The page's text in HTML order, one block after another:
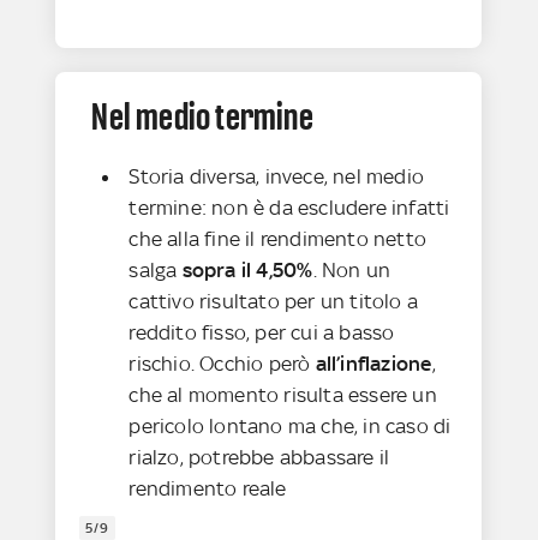
Nel medio termine
Storia diversa, invece, nel medio
termine: non è da escludere infatti
che alla fine il rendimento netto
salga sopra il 4,50% . Non un
cattivo risultato per un titolo a
reddito fisso, per cui a basso
rischio. Occhio però all’inflazione,
che al momento risulta essere un
pericolo lontano ma che, in caso di
rialzo, potrebbe abbassare il
rendimento reale
5/9